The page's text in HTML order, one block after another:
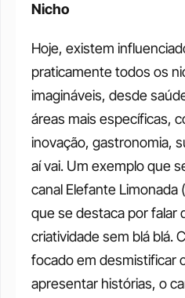
Nicho
Hoje, existem
praticamente todos os
imagináveis, desde
áreas mais específicas,
inovação, gastronomia,
aí vai. Um exemplo que
canal Elefante Limonada
que se destaca por falar
criatividade sem blá blá.
focado em desmistificar
apresentar histórias, o